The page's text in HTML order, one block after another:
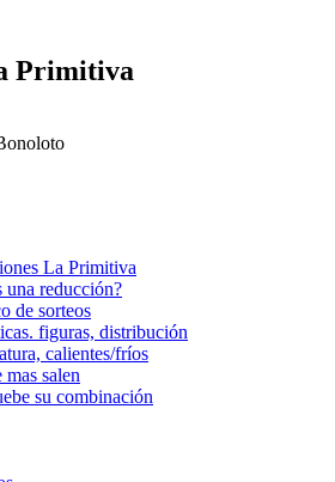
Primitiva
La Primitiva
una reducción?
de sorteos
figuras, distribución
calientes/fríos
salen
su combinación